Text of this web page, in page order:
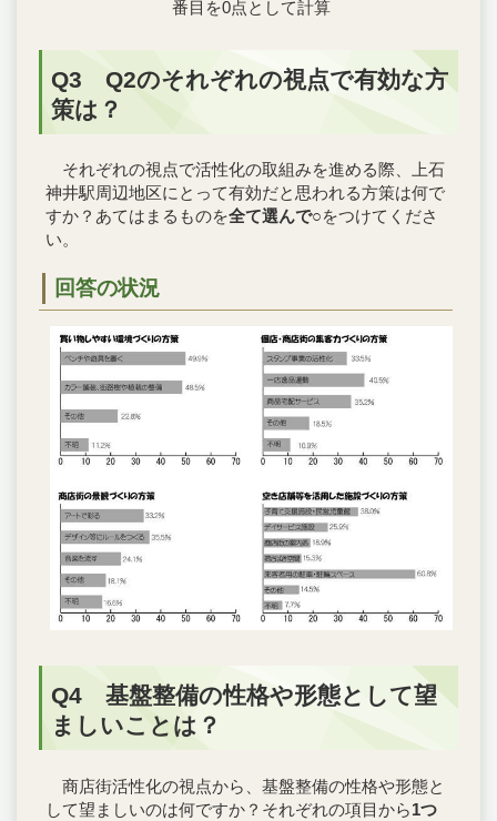
番目を0点として計算
Q3 Q2のそれぞれの視点で有効な方
策は？
それぞれの視点で活性化の取組みを進める際、上石
神井駅周辺地区にとって有効だと思われる方策は何で
すか？あてはまるものを全て選んで○をつけてくださ
い。
回答の状況
Q4 基盤整備の性格や形態として望
ましいことは？
商店街活性化の視点から、基盤整備の性格や形態と
して望ましいのは何ですか？それぞれの項目から1つ